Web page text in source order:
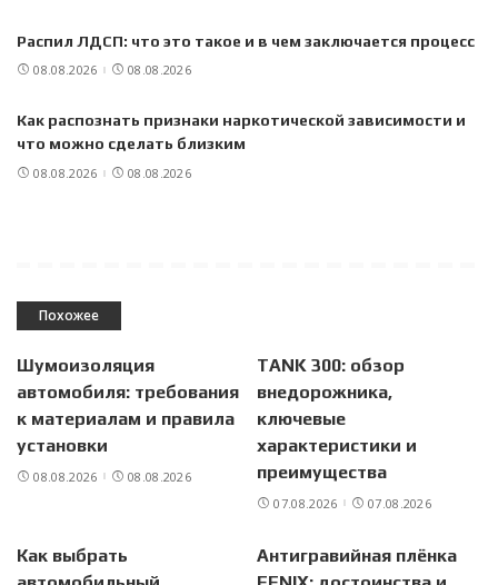
Распил ЛДСП: что это такое и в чем заключается процесс
08.08.2026 08.08.2026
Как распознать признаки наркотической зависимости и
что можно сделать близким
08.08.2026 08.08.2026
Похожее
Шумоизоляция
автомобиля: требования
к материалам и правила
установки
08.08.2026 08.08.2026
TANK 300: обзор
внедорожника,
ключевые
характеристики и
преимущества
07.08.2026 07.08.2026
Как выбрать
Антигравийная плёнка